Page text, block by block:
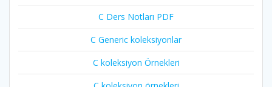
C Ders Notları PDF
C Generic koleksiyonlar
C koleksiyon Örnekleri